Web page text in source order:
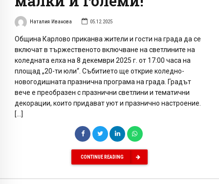
Наталия Иванова 05.12.2025
Община Карлово приканва жители и гости на града да се
включат в тържественото включване на светлините на
коледната елха на 8 декември 2025 г. от 17:00 часа на
площад „20-ти юли“. Събитието ще открие коледно-
новогодишната празнична програма на града. Градът
вече е преобразен с празнични светлини и тематични
декорации, които придават уют и празнично настроение.
[…]
CONTINUE READING